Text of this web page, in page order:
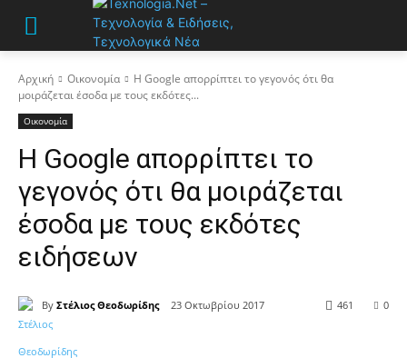
Αρχική Οικονομία
Η Google απορρίπτει το γεγονός ότι θα
μοιράζεται έσοδα με τους εκδότες...
Οικονομία
Η Google απορρίπτει το
γεγονός ότι θα μοιράζεται
έσοδα με τους εκδότες
ειδήσεων
By Στέλιος Θεοδωρίδης 23 Οκτωβρίου 2017 0
461